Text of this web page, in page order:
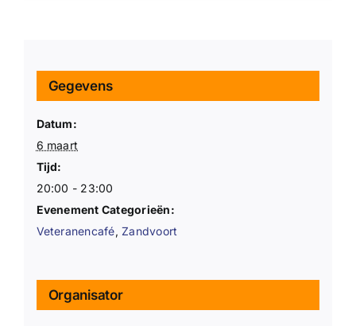
Gegevens
Datum:
6 maart
Tijd:
20:00 - 23:00
Evenement Categorieën:
Veteranencafé,Zandvoort
Organisator